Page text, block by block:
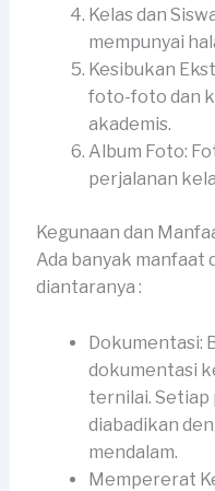
Kelas dan
mempunyai
Kesibukan
foto-foto dan
akademis.
Album Foto:
perjalanan
Kegunaan dan
Ada banyak manfaat
diantaranya :
Dokumentasi:
dokumentasi
ternilai.
diabadikan
mendalam.
Mempererat